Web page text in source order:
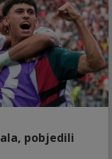
pobjedili